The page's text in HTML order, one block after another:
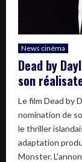
News cinéma
Dead by
son
Le film Dead by
nomination de
le thriller
adaptation
Monster.